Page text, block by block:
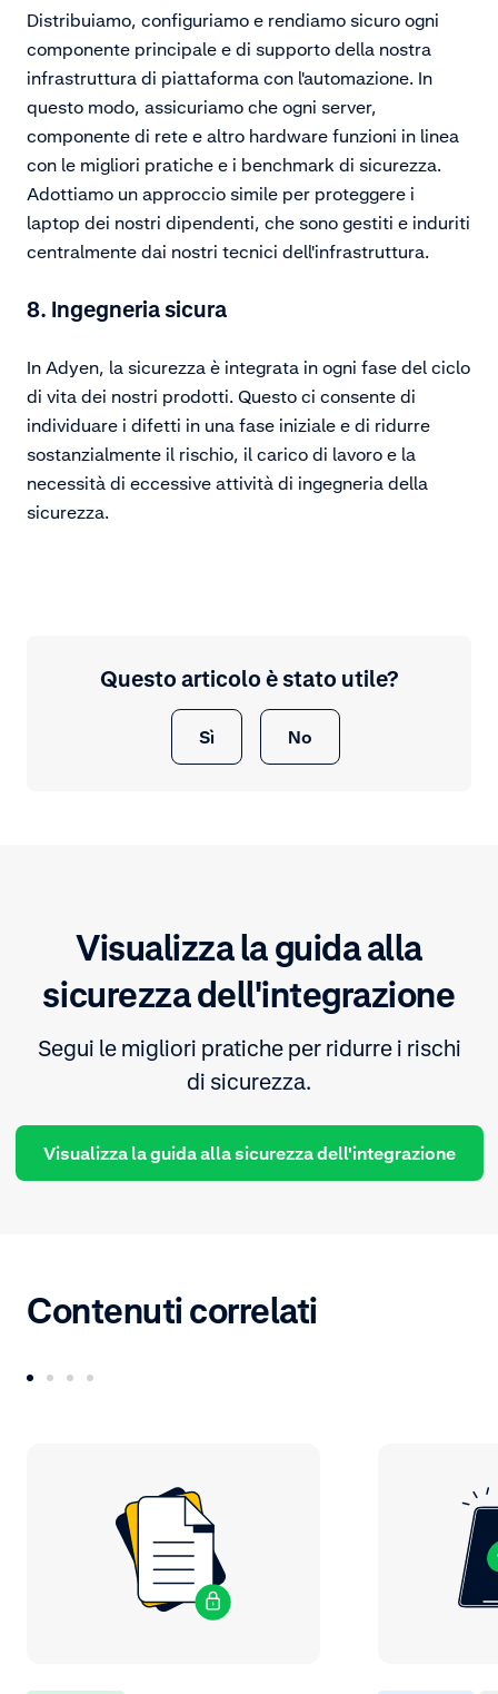
Distribuiamo, configuriamo e rendiamo sicuro ogni
componente principale e di supporto della nostra
infrastruttura di piattaforma con l'automazione. In
questo modo, assicuriamo che ogni server,
componente di rete e altro hardware funzioni in linea
con le migliori pratiche e i benchmark di sicurezza.
Adottiamo un approccio simile per proteggere i
laptop dei nostri dipendenti, che sono gestiti e induriti
centralmente dai nostri tecnici dell'infrastruttura.
8. Ingegneria sicura
In Adyen, la sicurezza è integrata in ogni fase del ciclo
di vita dei nostri prodotti. Questo ci consente di
individuare i difetti in una fase iniziale e di ridurre
sostanzialmente il rischio, il carico di lavoro e la
necessità di eccessive attività di ingegneria della
sicurezza.
Questo articolo è stato utile?
Sì No
Visualizza la guida alla
sicurezza dell'integrazione
Segui le migliori pratiche per ridurre i rischi
di sicurezza.
Visualizza la guida alla sicurezza dell'integrazione
Contenuti correlati